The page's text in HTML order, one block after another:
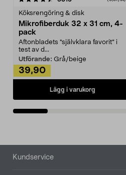
Köksrengöring & disk
Mikrofiberduk 32 x 31 cm, 4-
pack
Aftonbladets "självklara favorit” i
test av d...
Utförande: Grå/beige
39,90
Lägg i varukorg
Sidfot
Kundservice